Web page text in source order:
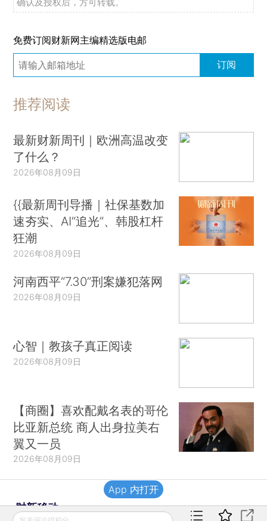
确认及授权后，方可转载。
免费订阅财新网主编精选版电邮
订阅
推荐阅读
最新财新周刊｜欧洲高温改变
了什么？
2026年08月09日
{{最新周刊导播｜社保基数加
速夯实、AI“追光”、韩股杠杆
狂潮
2026年08月09日
河南西平“7.30”刑案嫌犯落网
2026年08月09日
心智｜教孩子真正阅读
2026年08月09日
【商圈】喜欢配戴名表的哥伦
比亚新总统 商人出身拉美右
翼又一员
2026年08月09日
财新移动
App 内打开